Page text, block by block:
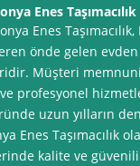
Enes Taşımacılık
Enes
önde gelen
Müşteri
profesyonel
uzun yılların
Enes Taşımacılık
kalite ve